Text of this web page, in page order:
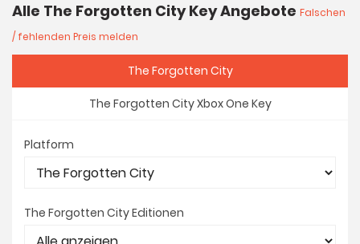
Alle The Forgotten City Key Angebote Falschen
/ fehlenden Preis melden
The Forgotten City
The Forgotten City Xbox One Key
Platform
The Forgotten City Editionen